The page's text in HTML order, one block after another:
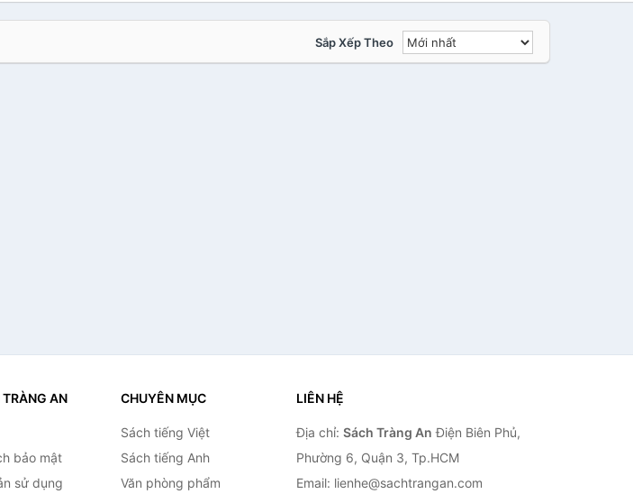
Sắp Xếp Theo
AN
bảo mật
sử dụng
CHUYÊN MỤC
Sách tiếng Việt
Sách tiếng Anh
Văn phòng phẩm
LIÊN HỆ
Địa chỉ: Sách Tràng An Điện Biên Phủ,
Phường 6, Quận 3, Tp.HCM
Email: lienhe@sachtrangan.com